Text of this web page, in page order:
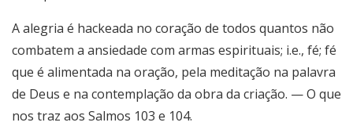
A alegria é hackeada no coração de todos quantos não
combatem a ansiedade com armas espirituais; i.e., fé; fé
que é alimentada na oração, pela meditação na palavra
de Deus e na contemplação da obra da criação. — O que
nos traz aos Salmos 103 e 104.